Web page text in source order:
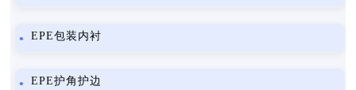
EPE包装内衬
EPE护角护边